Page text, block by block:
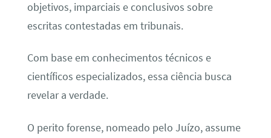
objetivos, imparciais e conclusivos sobre
escritas contestadas em tribunais.
Com base em conhecimentos técnicos e
científicos especializados, essa ciência busca
revelar a verdade.
O perito forense, nomeado pelo Juízo, assume